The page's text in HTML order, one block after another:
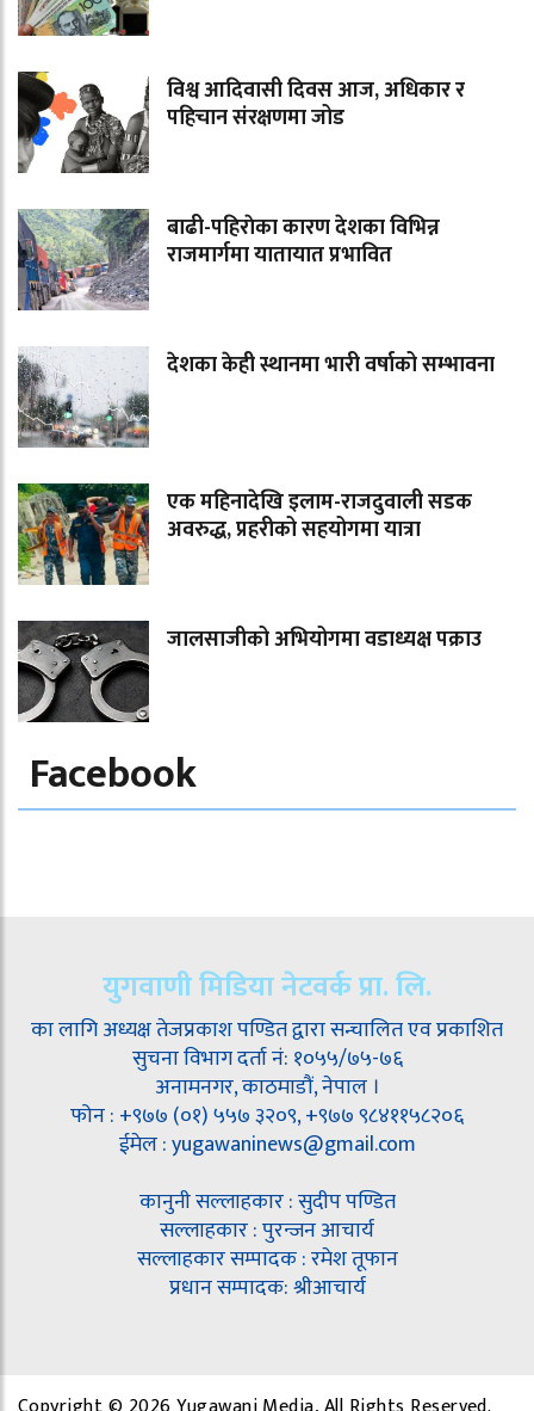
विश्व आदिवासी दिवस आज, अधिकार र
पहिचान संरक्षणमा जोड
बाढी-पहिराेका कारण देशका विभिन्न
राजमार्गमा यातायात प्रभावित
देशका केही स्थानमा भारी वर्षाको सम्भावना
एक महिनादेखि इलाम-राजदुवाली सडक
अवरुद्ध, प्रहरीको सहयोगमा यात्रा
जालसाजीको अभियोगमा वडाध्यक्ष पक्राउ
Facebook
युगवाणी मिडिया नेटवर्क प्रा. लि.
का लागि अध्यक्ष तेजप्रकाश पण्डित द्वारा सन्चालित एव प्रकाशित
सुचना विभाग दर्ता नं: १०५५/७५-७६
अनामनगर, काठमाडौं, नेपाल ।
फोन : +९७७ (०१) ५५७ ३२०९, +९७७ ९८४११५८२०६
ईमेल : yugawaninews@gmail.com
कानुनी सल्लाहकार : सुदीप पण्डित
सल्लाहकार : पुरन्जन आचार्य
सल्लाहकार सम्पादक : रमेश तूफान
प्रधान सम्पादक: श्रीआचार्य